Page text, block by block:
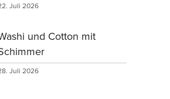
Juli 2026
und Cotton mit
Juli 2026